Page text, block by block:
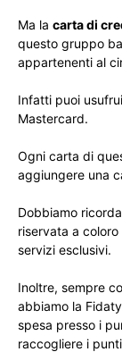
Ma la carta di
questo gruppo
appartenenti al
Infatti puoi
Mastercard.
Ogni carta di
aggiungere una
Dobbiamo
riservata a
servizi esclusivi.
Inoltre, sempre
abbiamo la
spesa presso i
raccogliere i